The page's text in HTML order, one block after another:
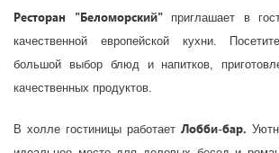
Ресторан "Беломорский"приглашает в
качественной европейской кухни.
большой выбор блюд и напитков,
качественных продуктов.
В холле гостиницы работает Лобби-бар.